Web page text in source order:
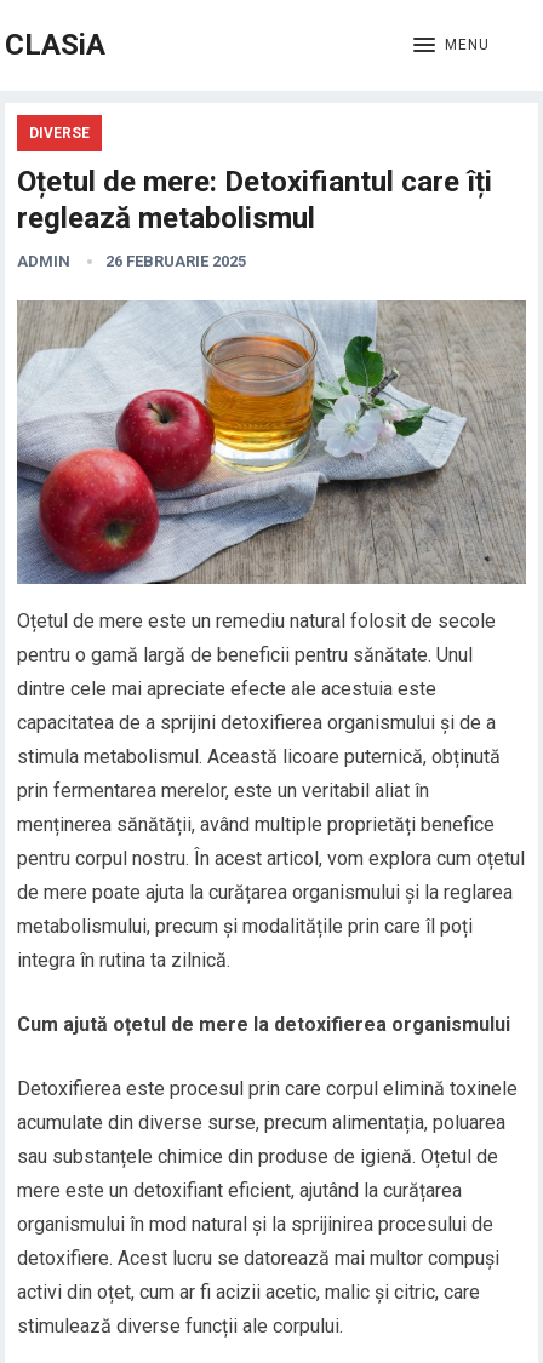
CLASiA MENU
DIVERSE
Oțetul de mere: Detoxifiantul care îți
reglează metabolismul
ADMIN 26 FEBRUARIE 2025
Oțetul de mere este un remediu natural folosit de secole
pentru o gamă largă de beneficii pentru sănătate. Unul
dintre cele mai apreciate efecte ale acestuia este
capacitatea de a sprijini detoxifierea organismului și de a
stimula metabolismul. Această licoare puternică, obținută
prin fermentarea merelor, este un veritabil aliat în
menținerea sănătății, având multiple proprietăți benefice
pentru corpul nostru. În acest articol, vom explora cum oțetul
de mere poate ajuta la curățarea organismului și la reglarea
metabolismului, precum și modalitățile prin care îl poți
integra în rutina ta zilnică.
Cum ajută oțetul de mere la detoxifierea organismului
Detoxifierea este procesul prin care corpul elimină toxinele
acumulate din diverse surse, precum alimentația, poluarea
sau substanțele chimice din produse de igienă. Oțetul de
mere este un detoxifiant eficient, ajutând la curățarea
organismului în mod natural și la sprijinirea procesului de
detoxifiere. Acest lucru se datorează mai multor compuși
activi din oțet, cum ar fi acizii acetic, malic și citric, care
stimulează diverse funcții ale corpului.